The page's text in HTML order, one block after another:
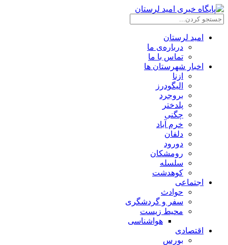
امید لرستان
درباره‌ی ما
تماس با ما
اخبار شهرستان ها
ازنا
الیگودرز
بروجرد
پلدختر
چگنی
خرم آباد
دلفان
دورود
رومشکان
سلسله
کوهدشت
اجتماعی
حوادث
سفر و گردشگری
محیط زیست
هواشناسی
اقتصادی
بورس